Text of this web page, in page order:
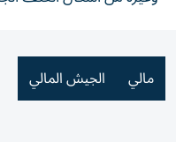
مالي الجيش المالي